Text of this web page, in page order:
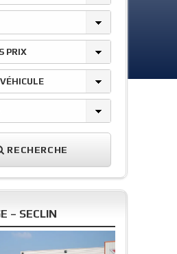
PRIX
RECHERCHE
– SECLIN